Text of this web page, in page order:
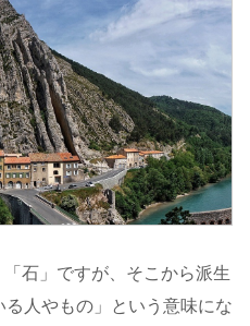
「石」ですが、そこから派生
人やもの」という意味にな